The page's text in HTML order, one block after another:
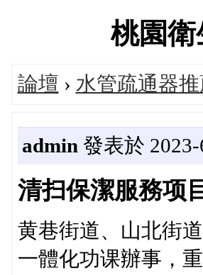
桃園
論壇 › 水管疏通器
admin 發表於
清扫保潔服務项
黄巷街道、山北街
一體化功课辦事，